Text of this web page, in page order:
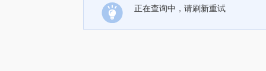
正在查询中，请刷新重试